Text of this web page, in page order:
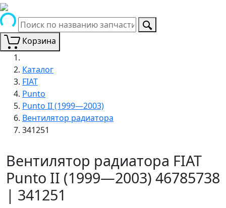
Корзина
Каталог
FIAT
Punto
Punto II (1999—2003)
Вентилятор радиатора
341251
Вентилятор радиатора FIAT
Punto II (1999—2003) 46785738
| 341251